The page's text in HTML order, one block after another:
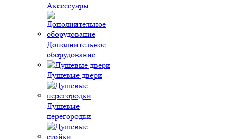
Аксессуары
Дополнительное
оборудование
Душевые двери
Душевые
перегородки